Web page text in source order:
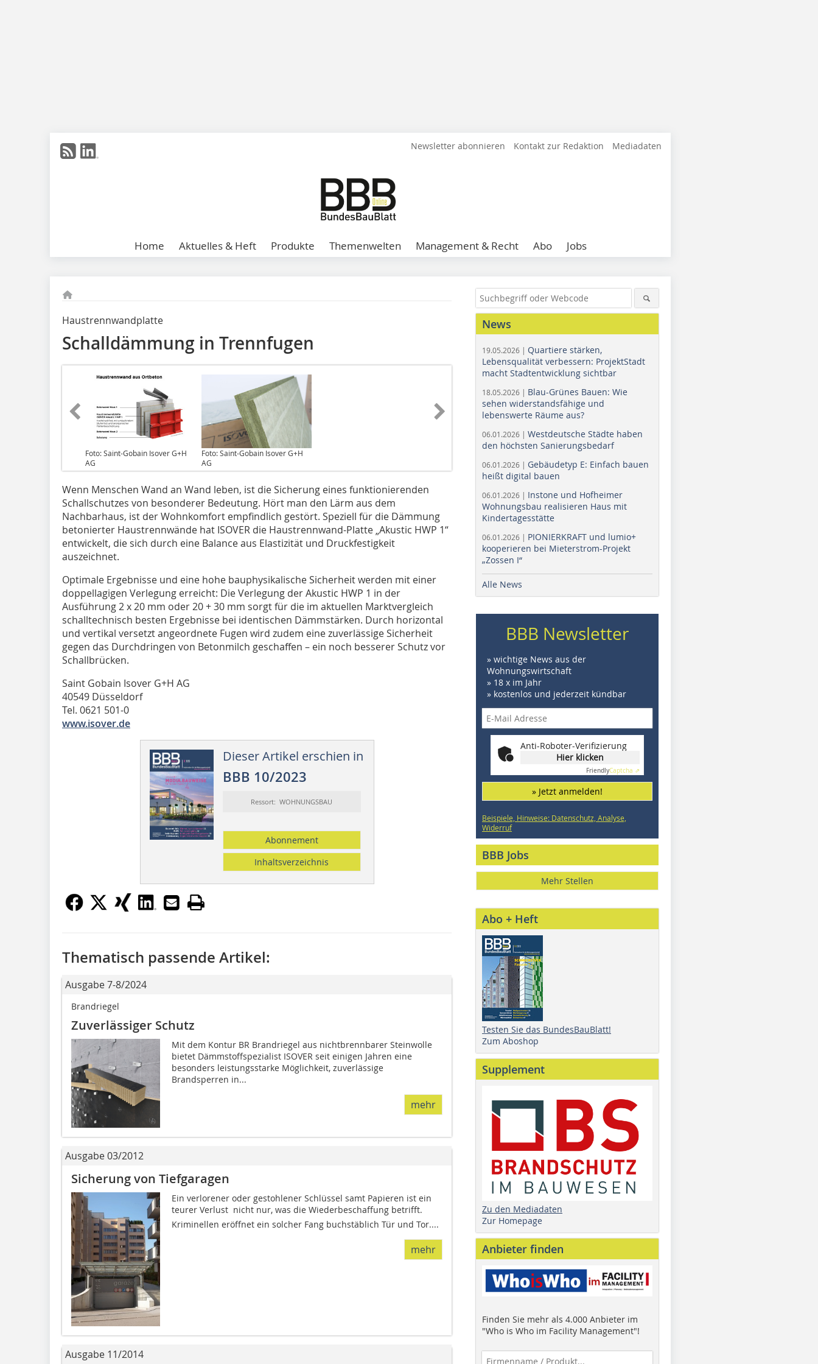
Newsletter abonnieren Kontakt zur Redaktion Mediadaten
Home Aktuelles & Heft Produkte Themenwelten Management & Recht Abo Jobs
Haustrennwandplatte
Schalldämmung in Trennfugen
Foto: Saint-Gobain Isover G+H
AG
Foto: Saint-Gobain Isover G+H
AG
Wenn Menschen Wand an Wand leben, ist die Sicherung eines funktionierenden
Schallschutzes von besonderer Bedeutung. Hört man den Lärm aus dem
Nachbarhaus, ist der Wohnkomfort empfindlich gestört. Speziell für die Dämmung
betonierter Haustrennwände hat ISOVER die Haustrennwand-Platte „Akustic HWP 1“
entwickelt, die sich durch eine Balance aus Elastizität und Druckfestigkeit
auszeichnet.
Optimale Ergebnisse und eine hohe bauphysikalische Sicherheit werden mit einer
doppellagigen Verlegung erreicht: Die Verlegung der Akustic HWP 1 in der
Ausführung 2 x 20 mm oder 20 + 30 mm sorgt für die im aktuellen Marktvergleich
schalltechnisch besten Ergebnisse bei identischen Dämmstärken. Durch horizontal
und vertikal versetzt angeordnete Fugen wird zudem eine zuverlässige Sicherheit
gegen das Durchdringen von Betonmilch geschaffen – ein noch besserer Schutz vor
Schallbrücken.
Saint Gobain Isover G+H AG
40549 Düsseldorf
Tel. 0621 501-0
www.isover.de
Dieser Artikel erschien in
BBB 10/2023
Ressort: WOHNUNGSBAU
Abonnement
Inhaltsverzeichnis
Thematisch passende Artikel:
Ausgabe 7-8/2024
Brandriegel
Zuverlässiger Schutz
Mit dem Kontur BR Brandriegel aus nichtbrennbarer Steinwolle
bietet Dämmstoffspezialist ISOVER seit einigen Jahren eine
besonders leistungsstarke Möglichkeit, zuverlässige
Brandsperren in...
mehr
Ausgabe 03/2012
Sicherung von Tiefgaragen
Ein verlorener oder gestohlener Schlüssel samt Papieren ist ein
teurer Verlust  nicht nur, was die Wiederbeschaffung betrifft.
Kriminellen eröffnet ein solcher Fang buchstäblich Tür und Tor....
mehr
Ausgabe 11/2014
News
19.05.2026 | Quartiere stärken,
Lebensqualität verbessern: ProjektStadt
macht Stadtentwicklung sichtbar
18.05.2026 | Blau-Grünes Bauen: Wie
sehen widerstandsfähige und
lebenswerte Räume aus?
06.01.2026 | Westdeutsche Städte haben
den höchsten Sanierungsbedarf
06.01.2026 | Gebäudetyp E: Einfach bauen
heißt digital bauen
06.01.2026 | Instone und Hofheimer
Wohnungsbau realisieren Haus mit
Kindertagesstätte
06.01.2026 | PIONIERKRAFT und lumio+
kooperieren bei Mieterstrom-Projekt
„Zossen I“
Alle News
BBB Newsletter
» wichtige News aus der
Wohnungswirtschaft
» 18 x im Jahr
» kostenlos und jederzeit kündbar
Anti-Roboter-Verifizierung
Hier klicken
FriendlyCaptcha ⇗
» Jetzt anmelden!
Beispiele, Hinweise: Datenschutz, Analyse,
Widerruf
BBB Jobs
Mehr Stellen
Abo + Heft
Testen Sie das BundesBauBlatt!
Zum Aboshop
Supplement
Zu den Mediadaten
Zur Homepage
Anbieter finden
Finden Sie mehr als 4.000 Anbieter im
"Who is Who im Facility Management"!